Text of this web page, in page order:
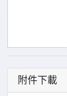
附件下載